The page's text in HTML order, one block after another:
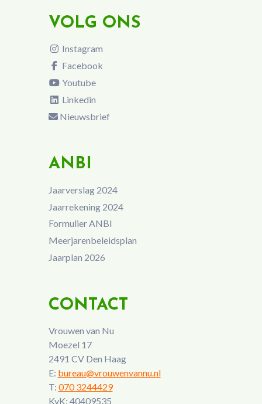
VOLG ONS
Instagram
Facebook
Youtube
Linkedin
Nieuwsbrief
ANBI
Jaarverslag 2024
Jaarrekening 2024
Formulier ANBI
Meerjarenbeleidsplan
Jaarplan 2026
CONTACT
Vrouwen van Nu
Moezel 17
2491 CV Den Haag
E: bureau@vrouwenvannu.nl
T: 070 3244429
KvK: 40409535